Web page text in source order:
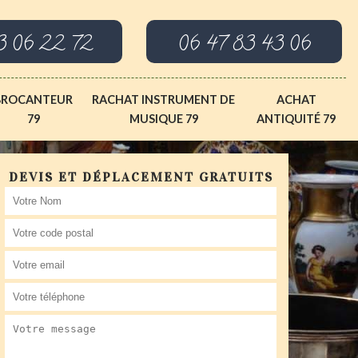
06 22 72 06 47 83 43 06
79
RACHAT INSTRUMENT DE
MUSIQUE 79
ACHAT
ANTIQUITÉ 79
DEVIS ET DÉPLACEMENT GRATUITS